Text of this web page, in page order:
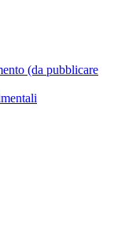
(da pubblicare